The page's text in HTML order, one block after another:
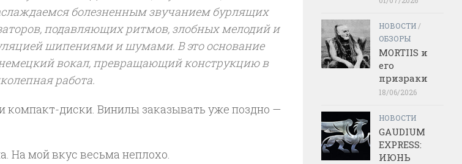
болезненным звучанием бурлящих
подавляющих ритмов, злобных мелодий и
шипениями и шумами. В это основание
вокал, превращающий конструкцию в
работа.
компакт-диски. Винилы заказывать уже поздно —
На мой вкус весьма неплохо.
НОВОСТИ /
ОБЗОРЫ
MORTIIS и
его
призраки
18/06/2026
НОВОСТИ
GAUDIUM
EXPRESS:
ИЮНЬ